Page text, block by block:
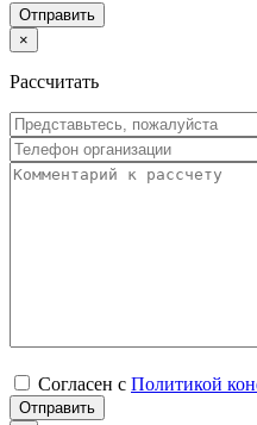
×
Рассчитать
Согласен с Политикой